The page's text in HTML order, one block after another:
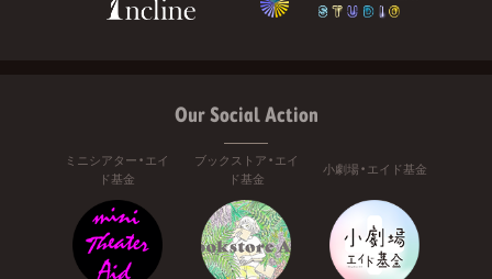
Our Social Action
ミニシアター・エイ
ド基金
ブックストア・エイ
ド基金
小劇場・エイド基金